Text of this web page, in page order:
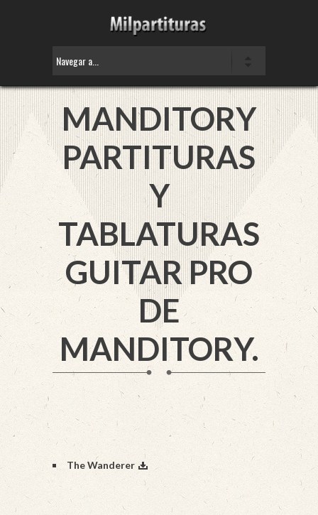
MANDITORY
PARTITURAS
Y
TABLATURAS
GUITAR PRO
DE
MANDITORY.
The Wanderer